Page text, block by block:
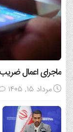
ماجرای اعمال ضریب ۲.۷ برای اینترنت بین‌الملل
مرداد ۱۵, ۱۴۰۵